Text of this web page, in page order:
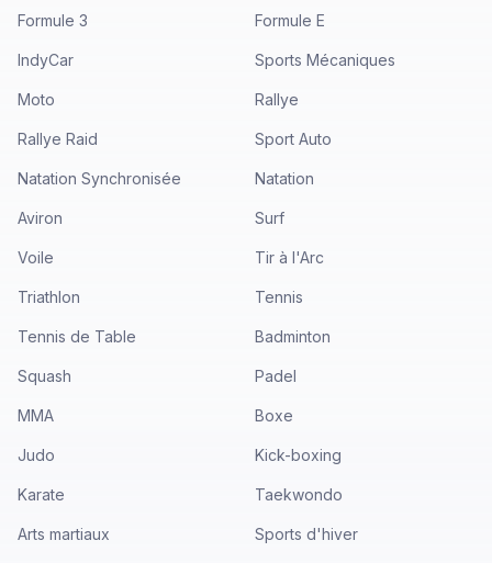
Formule 3 Formule E
IndyCar Sports Mécaniques
Moto Rallye
Rallye Raid Sport Auto
Natation Synchronisée Natation
Aviron Surf
Voile Tir à l'Arc
Triathlon Tennis
Tennis de Table Badminton
Squash Padel
MMA Boxe
Judo Kick-boxing
Karate Taekwondo
Arts martiaux Sports d'hiver